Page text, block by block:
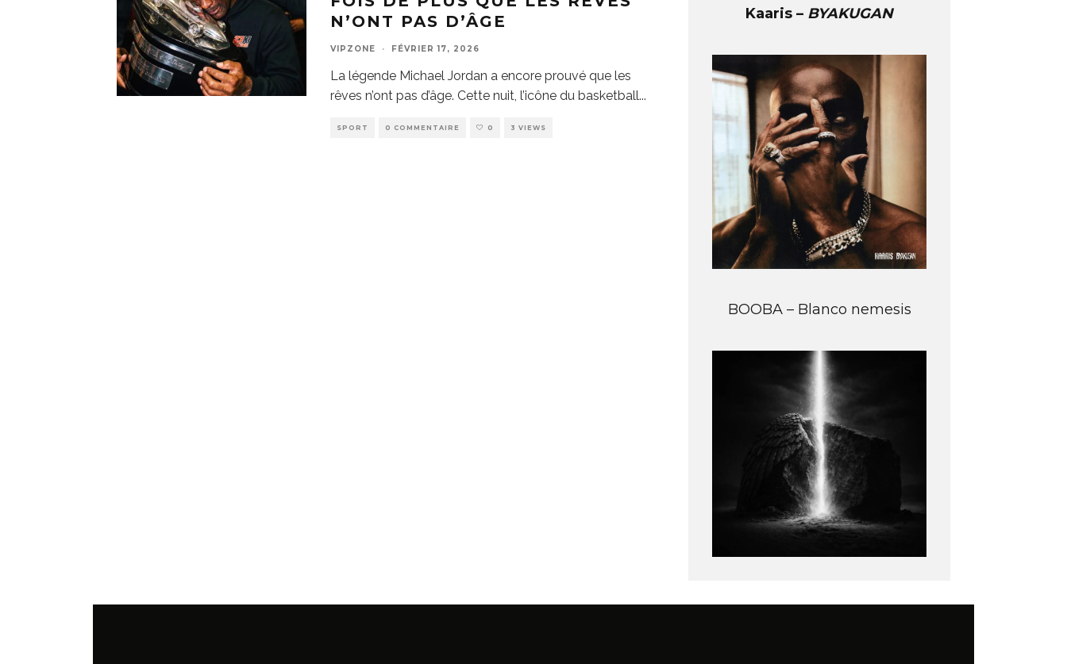
N’ONT PAS D’ÂGE
VIPZONE · FÉVRIER 17, 2026
La légende Michael Jordan a encore prouvé que les
rêves n’ont pas d’âge. Cette nuit, l’icône du basketball...
SPORT 0 COMMENTAIRE 0 3 VIEWS
Kaaris – BYAKUGAN
BOOBA – Blanco nemesis